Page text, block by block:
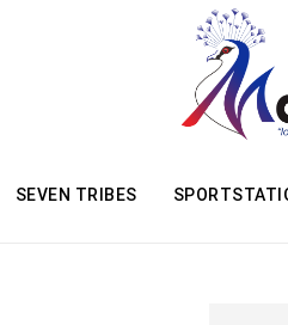
SEVEN TRIBES